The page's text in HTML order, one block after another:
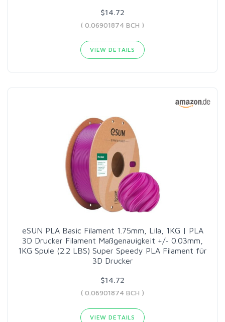
$14.72
( 0.06901874 BCH )
VIEW DETAILS
eSUN PLA Basic Filament 1.75mm, Lila, 1KG | PLA
3D Drucker Filament Maßgenauigkeit +/- 0.03mm,
1KG Spule (2.2 LBS) Super Speedy PLA Filament für
3D Drucker
$14.72
( 0.06901874 BCH )
VIEW DETAILS